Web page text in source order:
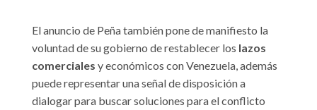
El anuncio de Peña también pone de manifiesto la
voluntad de su gobierno de restablecer los lazos
comerciales y económicos con Venezuela, además
puede representar una señal de disposición a
dialogar para buscar soluciones para el conflicto